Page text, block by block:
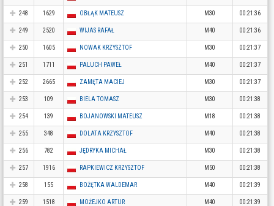
248 1629 OBŁĄK MATEUSZ M30 00:21:36
249 2520 WIJAS RAFAŁ M40 00:21:36
250 1605 NOWAK KRZYSZTOF M30 00:21:37
251 1711 PALUCH PAWEŁ M40 00:21:37
252 2665 ZAMĘTA MACIEJ M30 00:21:37
253 109 BIELA TOMASZ M30 00:21:38
254 139 BOJANOWSKI MATEUSZ M18 00:21:38
255 348 DOLATA KRZYSZTOF M40 00:21:38
256 782 JĘDRYKA MICHAŁ M30 00:21:38
257 1916 RAPKIEWICZ KRZYSZTOF M50 00:21:38
258 155 BOŻĘTKA WALDEMAR M40 00:21:39
259 1518 MOŻEJKO ARTUR M40 00:21:39